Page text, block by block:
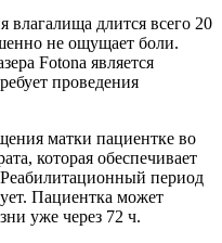
длится всего 20
не ощущает боли.
Fоtona является
проведения
матки пациентке во
которая обеспечивает
период
Пациентка может
уже через 72 ч.